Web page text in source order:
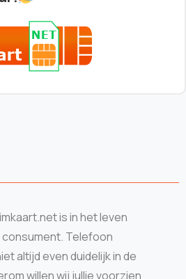
is in het leven
Telefoon
altijd even duidelijk in de
willen wij jullie voorzien